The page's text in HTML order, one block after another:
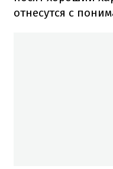
отнесутся с